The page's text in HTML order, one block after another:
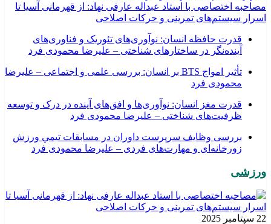
مصاحبه اختصاصی با استاد عبداله عارفی نهاد: از قهرمانی آسیا تا
اسرار سیستم‌های تمرینی و حرکات اصلاحی
قدرت حافظه انسان: نوآوری‌های تئوریک و فناوری‌های
آینده‌نگر در ساختارهای شناختی – علیرضا محمودی فرد
تأثیر امواج BTS بر انسان: بررسی علمی و اجتماعی – علیرضا
محمودی فرد
قدرت مغز انسان: نوآوری‌ها و افق‌های آینده در درک و توسعه
ظرفیت‌های شناختی – علیرضا محمودی فرد
بررسی وظايف سرپرست داوران در مسابقات تیمي ورزش
زورخانه‌ای و مهارت‌های فردی – علیرضا محمودی فرد
ورزشی
22 سپتامبر 2025